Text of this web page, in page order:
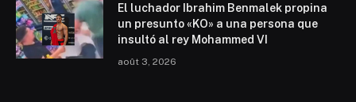
El luchador Ibrahim Benmalek propina
un presunto «KO» a una persona que
insultó al rey Mohammed VI
août 3, 2026